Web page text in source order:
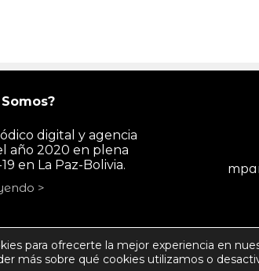
digital y agencia
año 2020 en plena
en La Paz-Bolivia.
>
Todos los derechos
para ofrecerte la mejor experiencia en
más sobre qué cookies utilizamos o